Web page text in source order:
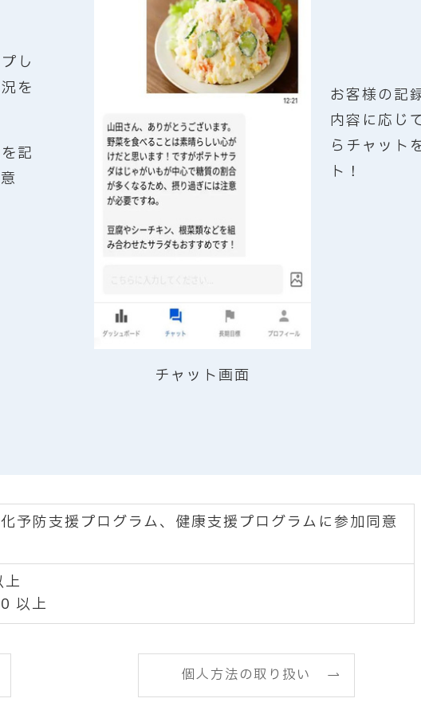
し
を
記
チャット画面
お客様の記
内容に応じ
らチャット
ト！
予防支援プログラム、健康支援プログラムに参加同意
以上
個人方法の取り扱い